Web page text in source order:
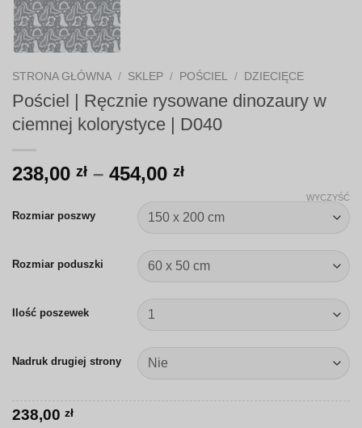
STRONA GŁÓWNA / SKLEP / POŚCIEL / DZIECIĘCE
Pościel | Ręcznie rysowane dinozaury w
ciemnej kolorystyce | D040
238,00 zł – 454,00 złZakres
od
238,00 zł
do
454,00 zł
Rozmiar poszwy
Rozmiar poduszki
Ilość poszewek
Nadruk drugiej strony
WYCZYŚĆ
238,00 zł